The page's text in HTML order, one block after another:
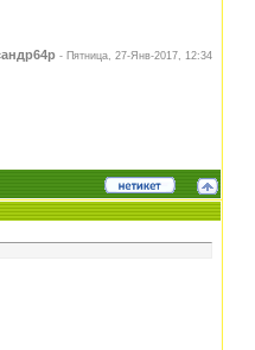
- Пятница, 27-Янв-2017, 12:34